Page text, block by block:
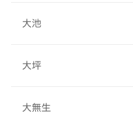
大池
大坪
大無生